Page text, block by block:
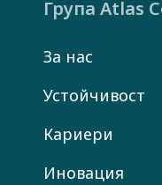
Група Atlas
За нас
Устойчивост
Кариери
Иновация